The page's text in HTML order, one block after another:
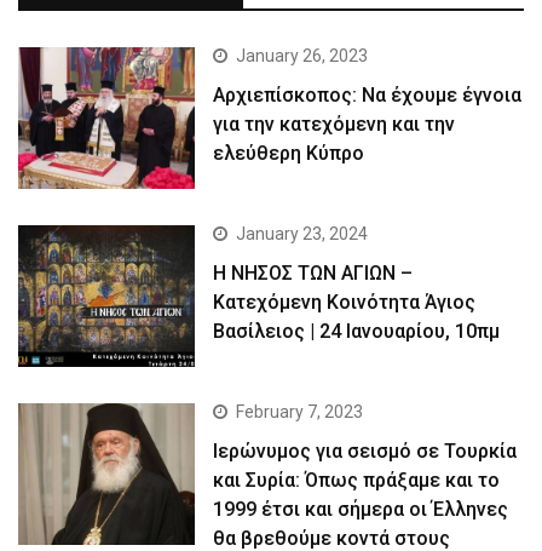
January 26, 2023
Αρχιεπίσκοπος: Να έχουμε έγνοια
για την κατεχόμενη και την
ελεύθερη Κύπρο
January 23, 2024
Η ΝΗΣΟΣ ΤΩΝ ΑΓΙΩΝ –
Κατεχόμενη Κοινότητα Άγιος
Βασίλειος | 24 Ιανουαρίου, 10πμ
February 7, 2023
Ιερώνυμος για σεισμό σε Τουρκία
και Συρία: Όπως πράξαμε και το
1999 έτσι και σήμερα οι Έλληνες
θα βρεθούμε κοντά στους